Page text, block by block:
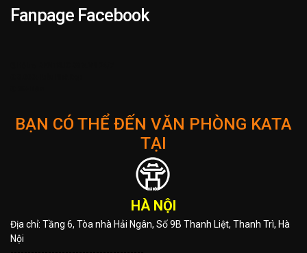
Fanpage Facebook
BẠN CÓ THỂ ĐẾN VĂN PHÒNG KATA
TẠI
HÀ NỘI
Địa chỉ: Tầng 6, Tòa nhà Hải Ngân, Số 9B Thanh Liệt, Thanh Trì, Hà
Nội